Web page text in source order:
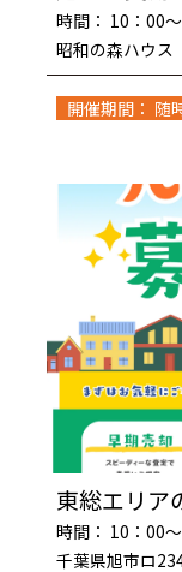
時間： 10：00
昭和の森ハウス
開催期間： 随
東総エリア
時間： 10：00
千葉県旭市ロ